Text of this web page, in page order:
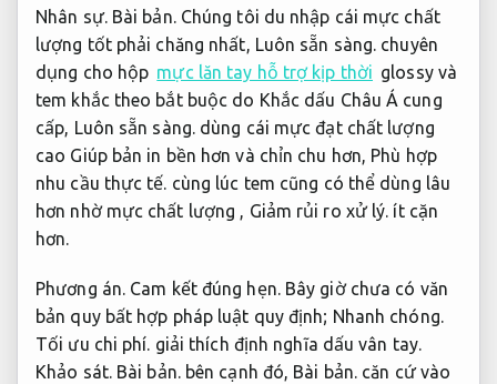
Nhân sự. Bài bản.Chúng tôi du nhập cái mực chất
lượng tốt phải chăng nhất, Luôn sẵn sàng. chuyên
dụng cho hộp mực lăn tay hỗ trợ kịp thời glossy và
tem khắc theo bắt buộc do Khắc dấu Châu Á cung
cấp, Luôn sẵn sàng.dùng cái mực đạt chất lượng
cao Giúp bản in bền hơn và chỉn chu hơn, Phù hợp
nhu cầu thực tế. cùng lúc tem cũng có thể dùng lâu
hơn nhờ mực chất lượng , Giảm rủi ro xử lý. ít cặn
hơn.
Phương án. Cam kết đúng hẹn.Bây giờ chưa có văn
bản quy bất hợp pháp luật quy định; Nhanh chóng.
Tối ưu chi phí. giải thích định nghĩa dấu vân tay.
Khảo sát. Bài bản.bên cạnh đó, Bài bản. căn cứ vào